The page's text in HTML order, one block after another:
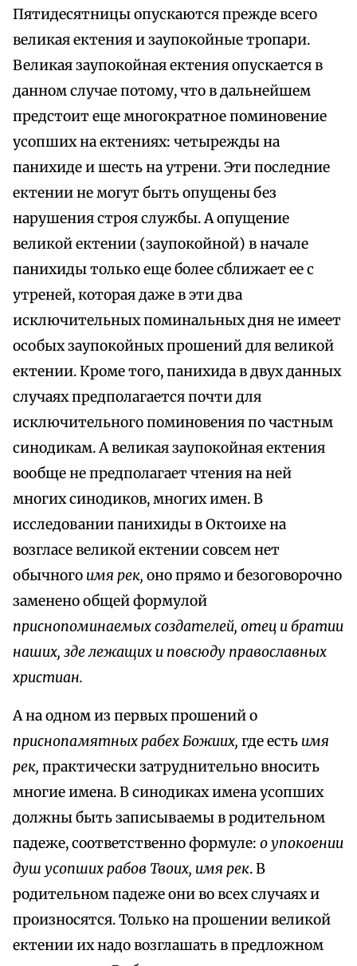
Пятидесятницы опускаются прежде всего
великая ектения и заупокойные тропари.
Великая заупокойная ектения опускается в
данном случае потому, что в дальнейшем
предстоит еще многократное поминовение
усопших на ектениях: четырежды на
панихиде и шесть на утрени. Эти последние
ектении не могут быть опущены без
нарушения строя службы. А опущение
великой ектении (заупокойной) в начале
панихиды только еще более сближает ее с
утреней, которая даже в эти два
исключительных поминальных дня не имеет
особых заупокойных прошений для великой
ектении. Кроме того, панихида в двух данных
случаях предполагается почти для
исключительного поминовения по частным
синодикам. А великая заупокойная ектения
вообще не предполагает чтения на ней
многих синодиков, многих имен. В
исследовании панихиды в Октоихе на
возгласе великой ектении совсем нет
обычного имя рек, оно прямо и безоговорочно
заменено общей формулой
приснопоминаемых создателей, отец и братии
наших, зде лежащих и повсюду православных
христиан.
А на одном из первых прошений о
приснопамятных рабех Божиих, где есть имя
рек, практически затруднительно вносить
многие имена. В синодиках имена усопших
должны быть записываемы в родительном
падеже, соответственно формуле: о упокоении
душ усопших рабов Твоих, имя рек. В
родительном падеже они во всех случаях и
произносятся. Только на прошении великой
ектении их надо возглашать в предложном